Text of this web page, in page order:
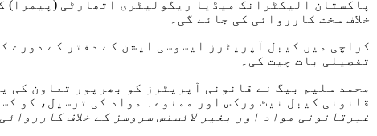
پاکستان الیکٹرانک میڈیا ریگولیٹری اتھارٹی (پیمرا)
خلاف سخت کارروائی کی جائے گی۔
کراچی میں کیبل آپریٹرز ایسوسی ایشن کے دفتر کے دورے
تفصیلی بات چیت کی۔
محمد سلیم بیگ نے قانونی آپریٹرز کو بھرپور تعاون کی
قانونی کیبل نیٹ ورکس اور ممنوعہ مواد کی ترسیل، کو
غیرقانونی مواد اور بغیر لائسنس سروسز کے خلاف